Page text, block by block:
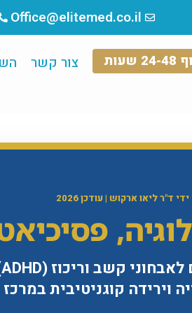
Office@elitemed.co.il
צור קשר
ד"ר ליאו ארקוש | עודכן 2026